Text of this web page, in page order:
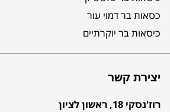
כסאות בר דמוי עור
כיסאות בר יוקרתיים
יצירת קשר
רוז'נסקי 18, ראשון לציון